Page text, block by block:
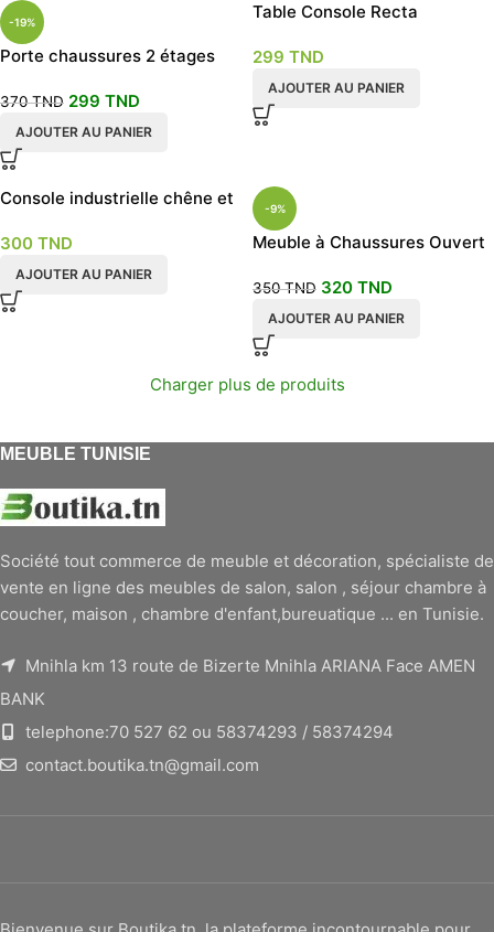
-19%
Porte chaussures 2 étages
370TND 299 TND
AJOUTER AU PANIER
Table Console Recta
299 TND
AJOUTER AU PANIER
Console industrielle chêne et
300 TND
AJOUTER AU PANIER
-9%
Meuble à Chaussures Ouvert
350TND 320 TND
AJOUTER AU PANIER
Charger plus de produits
MEUBLE TUNISIE
Société tout commerce de meuble et décoration, spécialiste de
vente en ligne des meubles de salon, salon , séjour chambre à
coucher, maison , chambre d'enfant,bureuatique ... en Tunisie.
Mnihla km 13 route de Bizerte Mnihla ARIANA Face AMEN
BANK
telephone:70 527 62 ou 58374293 / 58374294
contact.boutika.tn@gmail.com